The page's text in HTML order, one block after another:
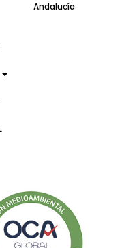
Andalucía